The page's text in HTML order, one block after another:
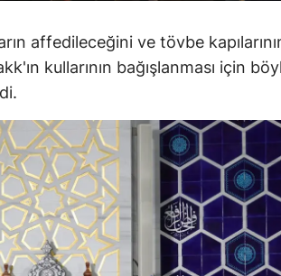
affedileceğini ve tövbe
kullarının bağışlanması için